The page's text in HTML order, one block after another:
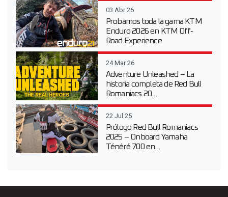
03 Abr 26
Probamos toda la gama KTM
Enduro 2026 en KTM Off-
Road Experience
24 Mar 26
Adventure Unleashed – La
historia completa de Red Bull
Romaniacs 20...
22 Jul 25
Prólogo Red Bull Romaniacs
2025 – Onboard Yamaha
Ténéré 700 en...